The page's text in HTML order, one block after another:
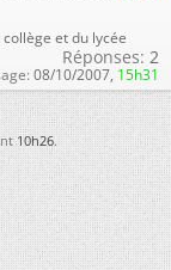
et du lycée
Réponses: 2
08/10/2007, 15h31
10h26.